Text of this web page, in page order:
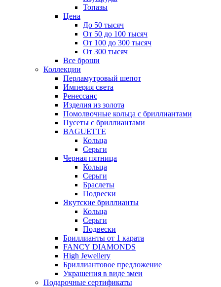
Топазы
Цена
До 50 тысяч
От 50 до 100 тысяч
От 100 до 300 тысяч
От 300 тысяч
Все броши
Коллекции
Перламутровый шепот
Империя света
Ренессанс
Изделия из золота
Помолвочные кольца с бриллиантами
Пусеты с бриллиантами
BAGUETTE
Кольца
Серьги
Черная пятница
Кольца
Серьги
Браслеты
Подвески
Якутские бриллианты
Кольца
Серьги
Подвески
Бриллианты от 1 карата
FANCY DIAMONDS
High Jewellery
Бриллиантовое предложение
Украшения в виде змеи
Подарочные сертификаты